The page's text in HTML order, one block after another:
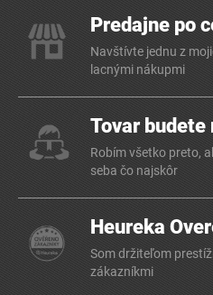
Predajne po
Navštívte jednu z
lacnými nákupmi
Tovar
Robím všetko preto,
seba čo najskôr
Heureka
Som držiteľom
zákazníkmi